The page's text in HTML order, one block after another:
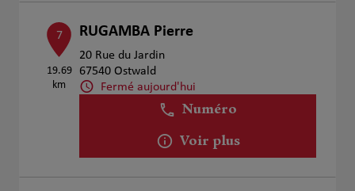
7
19.69
km
RUGAMBA Pierre
20 Rue du Jardin
67540 Ostwald
Fermé aujourd'hui
Numéro
Voir plus